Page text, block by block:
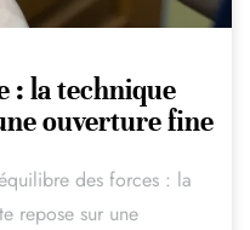
: la technique
ouverture fine
des forces : la
repose sur une